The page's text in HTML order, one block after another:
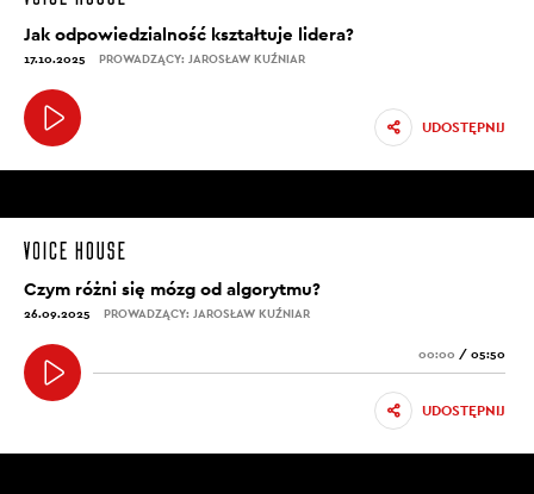
Jak odpowiedzialność kształtuje lidera?
17.10.2025 PROWADZĄCY: JAROSŁAW KUŹNIAR
UDOSTĘPNIJ
Czym różni się mózg od algorytmu?
26.09.2025 PROWADZĄCY: JAROSŁAW KUŹNIAR
00:00 / 05:50
UDOSTĘPNIJ